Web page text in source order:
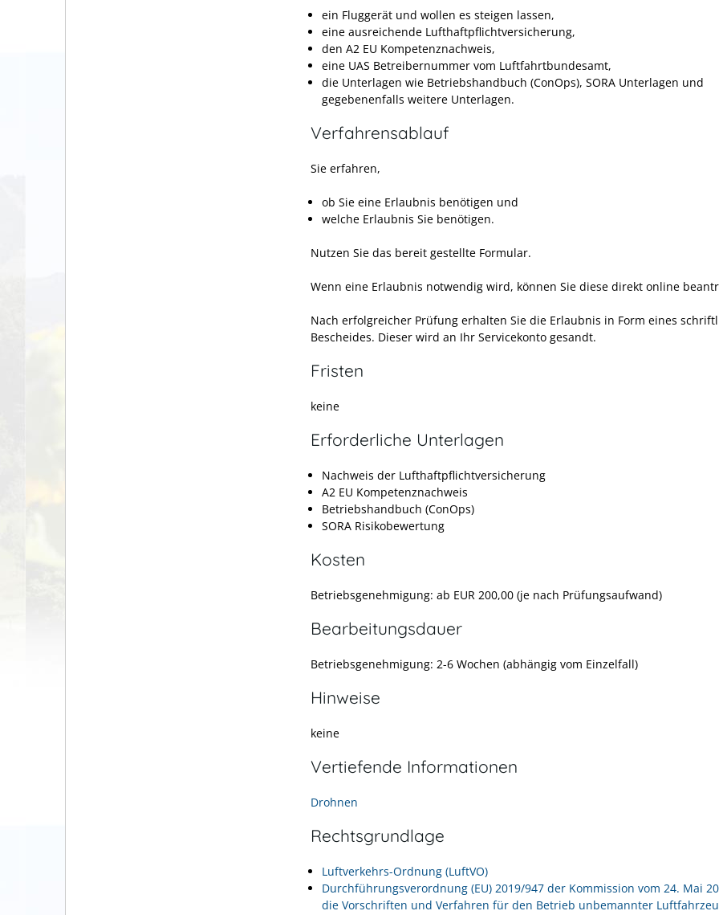
ein Fluggerät und wollen es steigen lassen,
eine ausreichende Lufthaftpflichtversicherung,
den A2 EU Kompetenznachweis,
eine UAS Betreibernummer vom Luftfahrtbundesamt,
die Unterlagen wie Betriebshandbuch (ConOps), SORA Unterlagen und
gegebenenfalls weitere Unterlagen.
Verfahrensablauf
Sie erfahren,
ob Sie eine Erlaubnis benötigen und
welche Erlaubnis Sie benötigen.
Nutzen Sie das bereit gestellte Formular.
Wenn eine Erlaubnis notwendig wird, können Sie diese direkt online
Nach erfolgreicher Prüfung erhalten Sie die Erlaubnis in Form eines
Bescheides. Dieser wird an Ihr Servicekonto gesandt.
Fristen
keine
Erforderliche Unterlagen
Nachweis der Lufthaftpflichtversicherung
A2 EU Kompetenznachweis
Betriebshandbuch (ConOps)
SORA Risikobewertung
Kosten
Betriebsgenehmigung: ab EUR 200,00 (je nach Prüfungsaufwand)
Bearbeitungsdauer
Betriebsgenehmigung: 2-6 Wochen (abhängig vom Einzelfall)
Hinweise
keine
Vertiefende Informationen
Drohnen
Rechtsgrundlage
Luftverkehrs-Ordnung (LuftVO)
Durchführungsverordnung (EU) 2019/947 der Kommission vom 24. Mai
die Vorschriften und Verfahren für den Betrieb unbemannter